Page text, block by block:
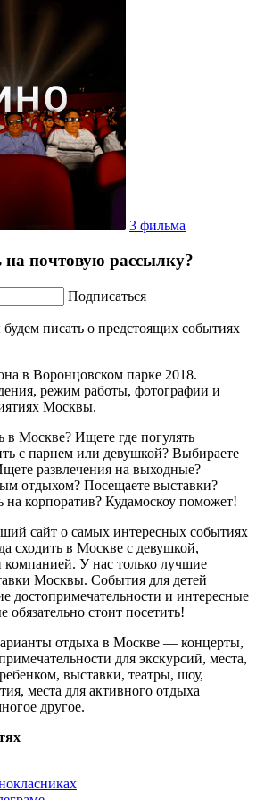
3 фильма
на почтовую рассылку?
Подписаться
писать о предстоящих событиях
в Воронцовском парке 2018.
режим работы, фотографии и
Москвы.
в Москве? Ищете где погулять
с парнем или девушкой? Выбираете
развлечения на выходные?
отдыхом? Посещаете выставки?
на корпоратив? Кудамоскоу поможет!
сайт о самых интересных событиях
сходить в Москве с девушкой,
У нас только лучшие
Москвы. События для детей
достопримечательности и интересные
стоит посетить!
отдыха в Москве — концерты,
для экскурсий, места,
выставки, театры, шоу,
места для активного отдыха
другое.